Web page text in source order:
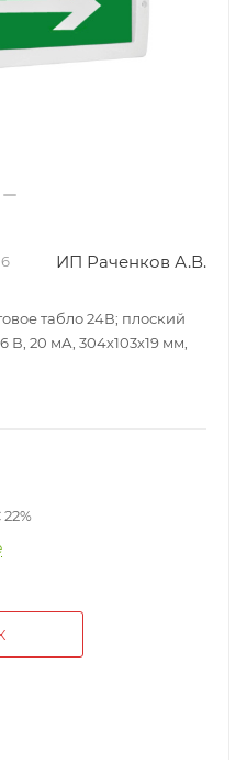
ИП Раченков А.В.
табло 24В; плоский
В, 20 мА, 304х103х19 мм,